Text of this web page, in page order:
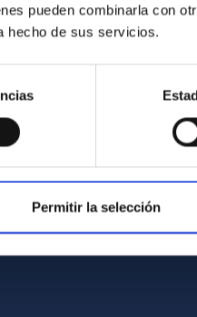
pueden combinarla con
hecho de sus servicios.
Permitir la selección
policy
IAC PORTAL
Privacy
Legal
Cookies